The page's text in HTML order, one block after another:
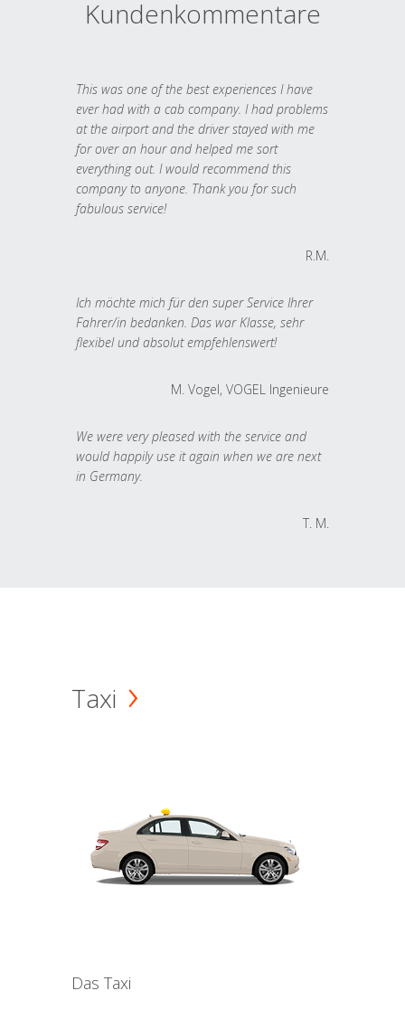
Kundenkommentare
This was one of the best experiences I have
ever had with a cab company. I had problems
at the airport and the driver stayed with me
for over an hour and helped me sort
everything out. I would recommend this
company to anyone. Thank you for such
fabulous service!
R.M.
Ich möchte mich für den super Service Ihrer
Fahrer/in bedanken. Das war Klasse, sehr
flexibel und absolut empfehlenswert!
M. Vogel, VOGEL Ingenieure
We were very pleased with the service and
would happily use it again when we are next
in Germany.
T. M.
Taxi
Das Taxi